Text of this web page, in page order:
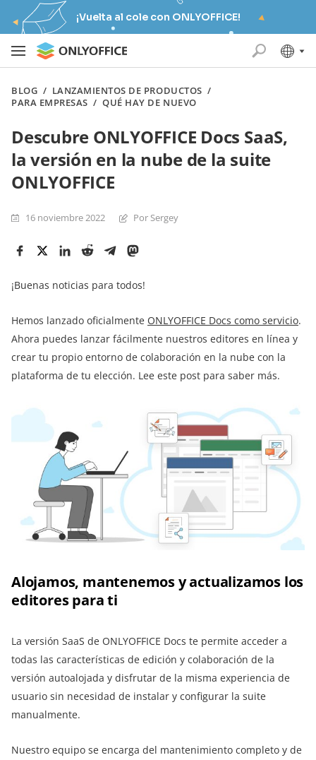
¡Vuelta al cole con ONLYOFFICE!
BLOG / LANZAMIENTOS DE PRODUCTOS /
PARA EMPRESAS /QUÉ HAY DE NUEVO
Descubre ONLYOFFICE Docs SaaS,
la versión en la nube de la suite
ONLYOFFICE
16 noviembre 2022 Por Sergey
¡Buenas noticias para todos!
Hemos lanzado oficialmente ONLYOFFICE Docs como servicio.
Ahora puedes lanzar fácilmente nuestros editores en línea y
crear tu propio entorno de colaboración en la nube con la
plataforma de tu elección. Lee este post para saber más.
Alojamos, mantenemos y actualizamos los
editores para ti
La versión SaaS de ONLYOFFICE Docs te permite acceder a
todas las características de edición y colaboración de la
versión autoalojada y disfrutar de la misma experiencia de
usuario sin necesidad de instalar y configurar la suite
manualmente.
Nuestro equipo se encarga del mantenimiento completo y de